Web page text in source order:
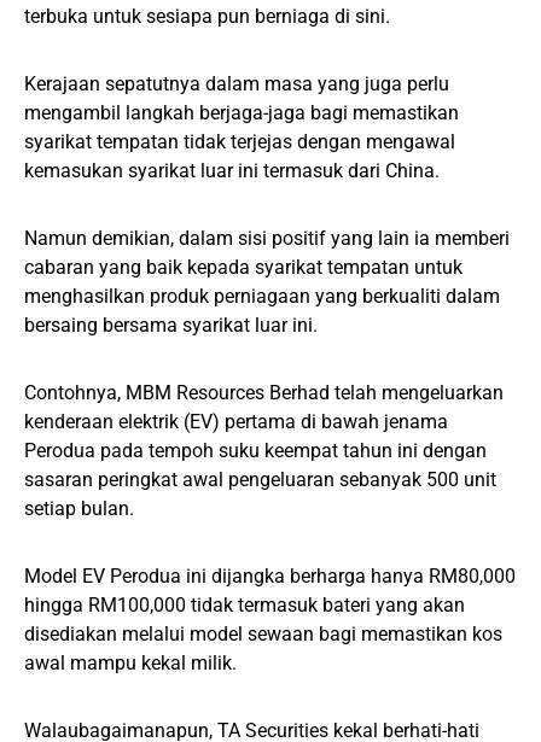
terbuka untuk sesiapa pun berniaga di sini.
Kerajaan sepatutnya dalam masa yang juga perlu
mengambil langkah berjaga-jaga bagi memastikan
syarikat tempatan tidak terjejas dengan mengawal
kemasukan syarikat luar ini termasuk dari China.
Namun demikian, dalam sisi positif yang lain ia memberi
cabaran yang baik kepada syarikat tempatan untuk
menghasilkan produk perniagaan yang berkualiti dalam
bersaing bersama syarikat luar ini.
Contohnya, MBM Resources Berhad telah mengeluarkan
kenderaan elektrik (EV) pertama di bawah jenama
Perodua pada tempoh suku keempat tahun ini dengan
sasaran peringkat awal pengeluaran sebanyak 500 unit
setiap bulan.
Model EV Perodua ini dijangka berharga hanya RM80,000
hingga RM100,000 tidak termasuk bateri yang akan
disediakan melalui model sewaan bagi memastikan kos
awal mampu kekal milik.
Walaubagaimanapun, TA Securities kekal berhati-hati